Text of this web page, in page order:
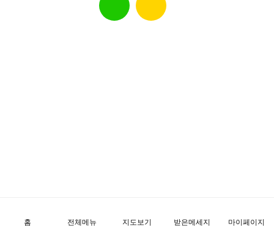
홈 전체메뉴 지도보기 받은메세지 마이페이지